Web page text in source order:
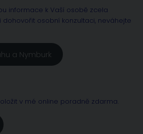
informace k Vaší osobě zcela
dohovořit osobní konzultaci, neváhejte
a Nymburk
v mé online poradně zdarma.